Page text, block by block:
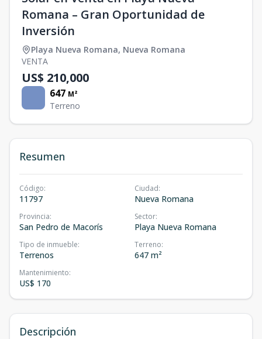
Romana – Gran Oportunidad de
Inversión
Playa Nueva Romana, Nueva Romana
VENTA
US$ 210,000
647 M²
Terreno
Resumen
Código:
11797
Ciudad:
Nueva Romana
Provincia:
San Pedro de Macorís
Sector:
Playa Nueva Romana
Tipo de inmueble:
Terrenos
Terreno:
647 m²
Mantenimiento:
US$ 170
Descripción